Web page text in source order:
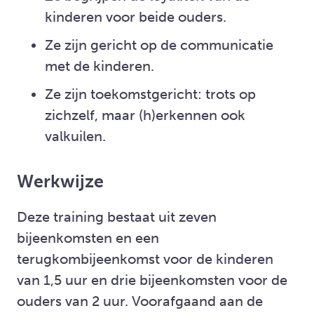
kinderen voor beide ouders.
Ze zijn gericht op de communicatie
met de kinderen.
Ze zijn toekomstgericht: trots op
zichzelf, maar (h)erkennen ook
valkuilen.
Werkwijze
Deze training bestaat uit zeven
bijeenkomsten en een
terugkombijeenkomst voor de kinderen
van 1,5 uur en drie bijeenkomsten voor de
ouders van 2 uur. Voorafgaand aan de